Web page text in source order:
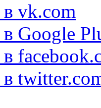
vk.com
Google